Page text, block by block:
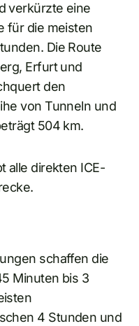
verkürzte eine
für die meisten
Die Route
Erfurt und
den
von Tunneln und
504 km.
alle direkten ICE-
schaffen die
Minuten bis 3
4 Stunden und